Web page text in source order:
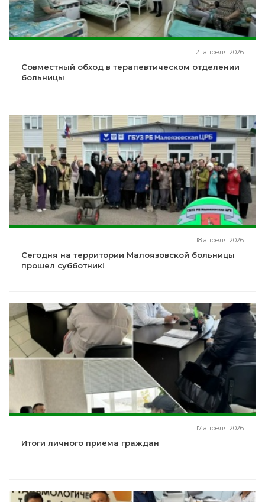
21 апреля 2026
Совместный обход в терапевтическом отделении
больницы
18 апреля 2026
Сегодня на территории Малоязовской больницы
прошел субботник!
17 апреля 2026
Итоги личного приёма граждан